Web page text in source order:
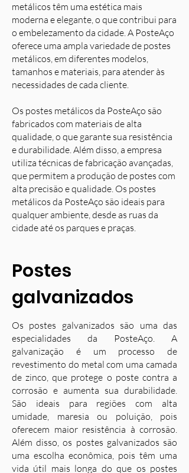
metálicos têm uma estética mais
moderna e elegante, o que contribui para
o embelezamento da cidade. A PosteAço
oferece uma ampla variedade de postes
metálicos, em diferentes modelos,
tamanhos e materiais, para atender às
necessidades de cada cliente.
Os postes metálicos da PosteAço são
fabricados com materiais de alta
qualidade, o que garante sua resistência
e durabilidade. Além disso, a empresa
utiliza técnicas de fabricação avançadas,
que permitem a produção de postes com
alta precisão e qualidade. Os postes
metálicos da PosteAço são ideais para
qualquer ambiente, desde as ruas da
cidade até os parques e praças.
Postes
galvanizados
Os postes galvanizados são uma das
especialidades da PosteAço. A
galvanização é um processo de
revestimento do metal com uma camada
de zinco, que protege o poste contra a
corrosão e aumenta sua durabilidade.
São ideais para regiões com alta
umidade, maresia ou poluição, pois
oferecem maior resistência à corrosão.
Além disso, os postes galvanizados são
uma escolha econômica, pois têm uma
vida útil mais longa do que os postes